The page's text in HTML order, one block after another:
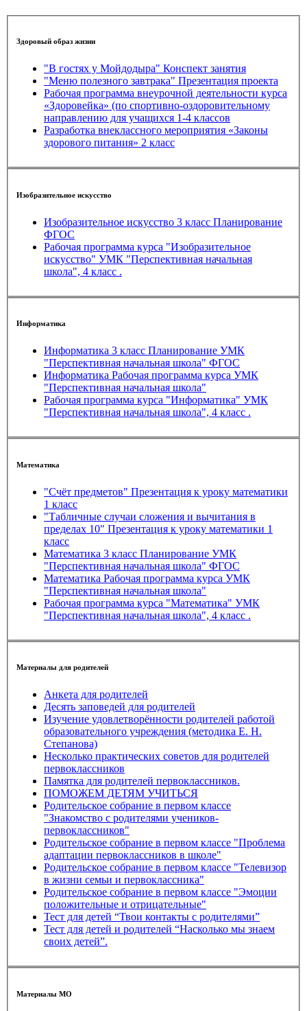
Здоровый образ жизни
"В гостях у Мойдодыра" Конспект занятия
"Меню полезного завтрака" Презентация проекта
Рабочая программа внеурочной деятельности курса
«Здоровейка» (по спортивно-оздоровительному
направлению для учащихся 1-4 классов
Разработка внеклассного мероприятия «Законы
здорового питания» 2 класс
Изобразительное искусство
Изобразительное искусство 3 класс Планирование
ФГОС
Рабочая программа курса "Изобразительное
искусство" УМК "Перспективная начальная
школа", 4 класс .
Информатика
Информатика 3 класс Планирование УМК
"Перспективная начальная школа" ФГОС
Информатика Рабочая программа курса УМК
"Перспективная начальная школа"
Рабочая программа курса "Информатика" УМК
"Перспективная начальная школа", 4 класс .
Математика
"Счёт предметов" Презентация к уроку математики
1 класс
"Табличные случаи сложения и вычитания в
пределах 10" Презентация к уроку математики 1
класс
Математика 3 класс Планирование УМК
"Перспективная начальная школа" ФГОС
Математика Рабочая программа курса УМК
"Перспективная начальная школа"
Рабочая программа курса "Математика" УМК
"Перспективная начальная школа", 4 класс .
Материалы для родителей
Анкета для родителей
Десять заповедей для родителей
Изучение удовлетворённости родителей работой
образовательного учреждения (методика Е. Н.
Степанова)
Несколько практических советов для родителей
первоклассников
Памятка для родителей первоклассников.
ПОМОЖЕМ ДЕТЯМ УЧИТЬСЯ
Родительское собрание в первом классе
"Знакомство с родителями учеников-
первоклассников"
Родительское собрание в первом классе "Проблема
адаптации первоклассников в школе"
Родительское собрание в первом классе "Телевизор
в жизни семьи и первоклассника"
Родительское собрание в первом классе "Эмоции
положительные и отрицательные"
Тест для детей “Твои контакты с родителями”
Тест для детей и родителей “Насколько мы знаем
своих детей”.
Материалы МО